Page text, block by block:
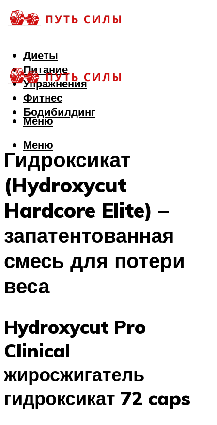
Диеты
Питание
Упражнения
Фитнес
Бодибилдинг
Меню
Меню
Гидроксикат
(Hydroxycut
Hardcore Elite) –
запатентованная
смесь для потери
веса
Hydroxycut Pro
Clinical
жиросжигатель
гидроксикат 72 caps